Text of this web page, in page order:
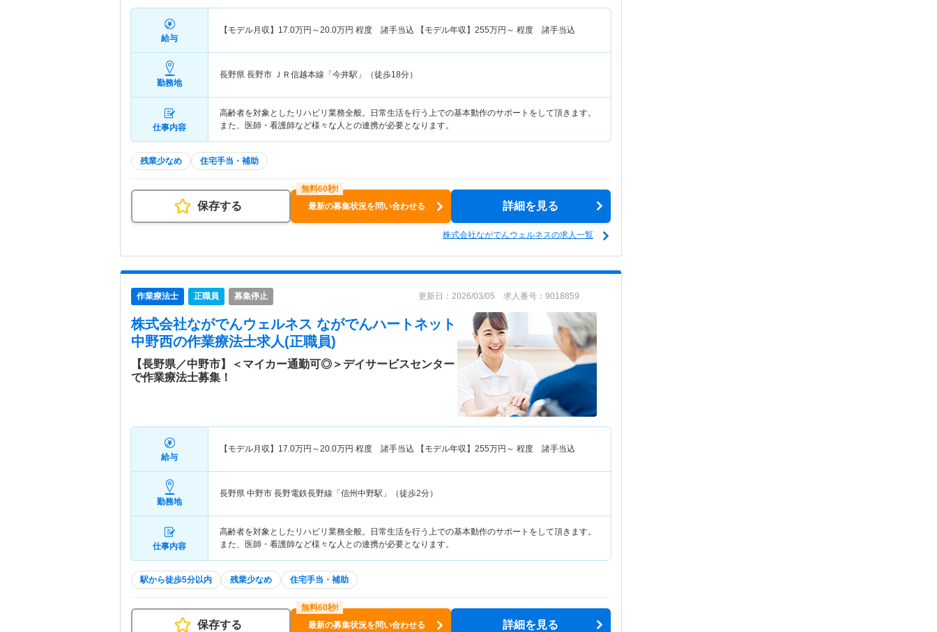
給与
【モデル月収】 17.0万円～20.0万円 程度 諸手当込 【モデル年収】 255万円～ 程度 諸手当込
勤務地
長野県 長野市 ＪＲ信越本線「今井駅」（徒歩18分）
仕事内容
高齢者を対象としたリハビリ業務全般。日常生活を行う上での基本動作のサポートをして頂きます。
また、医師・看護師など様々な人との連携が必要となります。
残業少なめ 住宅手当・補助
保存する 最新の募集状況を問い合わせる 詳細を見る
株式会社ながでんウェルネスの求人一覧
作業療法士 正職員 募集停止 更新日：2026/03/05 求人番号：9018859
株式会社ながでんウェルネス ながでんハートネット
中野西の作業療法士求人(正職員)
【長野県／中野市】＜マイカー通勤可◎＞デイサービスセンター
で作業療法士募集！
給与
【モデル月収】 17.0万円～20.0万円 程度 諸手当込 【モデル年収】 255万円～ 程度 諸手当込
勤務地
長野県 中野市 長野電鉄長野線「信州中野駅」（徒歩2分）
仕事内容
高齢者を対象としたリハビリ業務全般。日常生活を行う上での基本動作のサポートをして頂きます。
また、医師・看護師など様々な人との連携が必要となります。
駅から徒歩5分以内 残業少なめ 住宅手当・補助
保存する 最新の募集状況を問い合わせる 詳細を見る